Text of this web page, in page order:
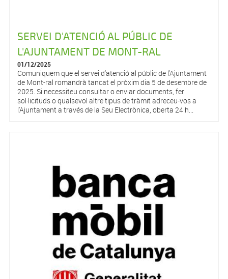
SERVEI D'ATENCIÓ AL PÚBLIC DE
L'AJUNTAMENT DE MONT-RAL
01/12/2025
Comuniquem que el servei d'atenció al públic de l'Ajuntament
de Mont-ral romandrà tancat el pròxim dia 5 de desembre de
2025. Si necessiteu consultar o enviar documents, fer
sol·licituds o qualsevol altre tipus de tràmit adreceu-vos a
l'Ajuntament a través de la Seu Electrònica, oberta 24 h...